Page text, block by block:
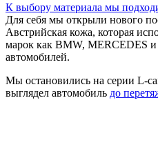
К выбору материала мы
Для себя мы открыли нового
Австрийская кожа, которая
марок как BMW, MERCEDES
автомобилей.
Мы остановились на серии L-
выглядел автомобиль до